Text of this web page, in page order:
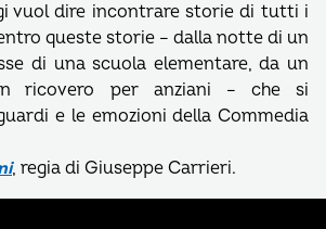
vuol dire incontrare storie di tutti i
queste storie – dalla notte di un
di una scuola elementare, da un
ricovero per anziani – che si
e le emozioni della Commedia
, regia di Giuseppe Carrieri.